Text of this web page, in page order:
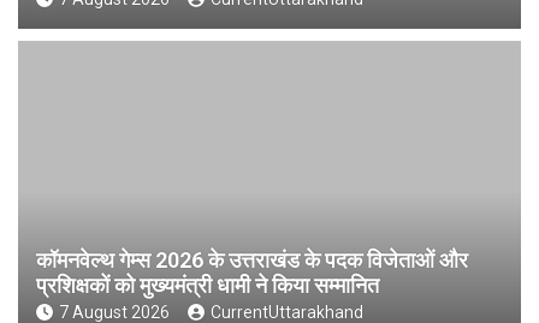
कॉमनवेल्थ गेम्स 2026 के उत्तराखंड के पदक विजेताओं और
प्रशिक्षकों को मुख्यमंत्री धामी ने किया सम्मानित
7 August 2026 CurrentUttarakhand